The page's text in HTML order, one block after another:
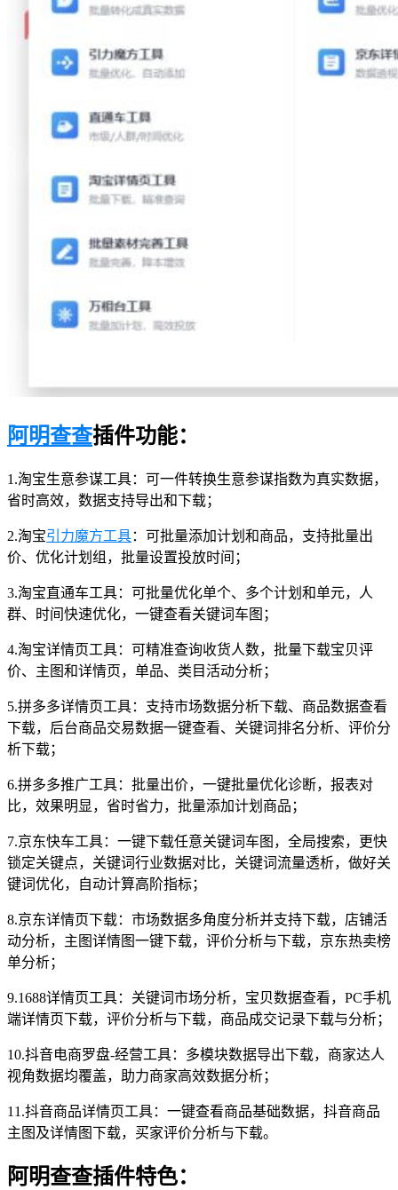
阿明查查插件功能：
1.淘宝生意参谋工具：可一件转换生意参谋指数为真实数据，
省时高效，数据支持导出和下载；
2.淘宝引力魔方工具：可批量添加计划和商品，支持批量出
价、优化计划组，批量设置投放时间；
3.淘宝直通车工具：可批量优化单个、多个计划和单元，人
群、时间快速优化，一键查看关键词车图；
4.淘宝详情页工具：可精准查询收货人数，批量下载宝贝评
价、主图和详情页，单品、类目活动分析；
5.拼多多详情页工具：支持市场数据分析下载、商品数据查看
下载，后台商品交易数据一键查看、关键词排名分析、评价分
析下载；
6.拼多多推广工具：批量出价，一键批量优化诊断，报表对
比，效果明显，省时省力，批量添加计划商品；
7.京东快车工具：一键下载任意关键词车图，全局搜索，更快
锁定关键点，关键词行业数据对比，关键词流量透析，做好关
键词优化，自动计算高阶指标；
8.京东详情页下载：市场数据多角度分析并支持下载，店铺活
动分析，主图详情图一键下载，评价分析与下载，京东热卖榜
单分析；
9.1688详情页工具：关键词市场分析，宝贝数据查看，PC手机
端详情页下载，评价分析与下载，商品成交记录下载与分析；
10.抖音电商罗盘-经营工具：多模块数据导出下载，商家达人
视角数据均覆盖，助力商家高效数据分析；
11.抖音商品详情页工具：一键查看商品基础数据，抖音商品
主图及详情图下载，买家评价分析与下载。
阿明查查插件特色：